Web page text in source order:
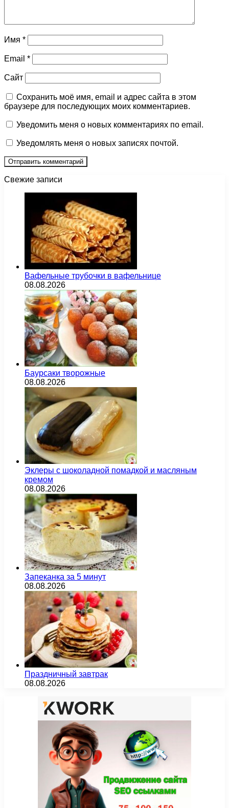
Имя *
Email *
Сайт
Сохранить моё имя, email и адрес сайта в этом
браузере для последующих моих комментариев.
Уведомить меня о новых комментариях по email.
Уведомлять меня о новых записях почтой.
Свежие записи
Вафельные трубочки в вафельнице
08.08.2026
Баурсаки творожные
08.08.2026
Эклеры с шоколадной помадкой и масляным
кремом
08.08.2026
Запеканка за 5 минут
08.08.2026
Праздничный завтрак
08.08.2026